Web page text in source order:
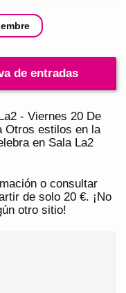
de entradas
- Viernes 20 De
Otros estilos en la
en Sala La2
o consultar
de solo 20 €. ¡No
otro sitio!